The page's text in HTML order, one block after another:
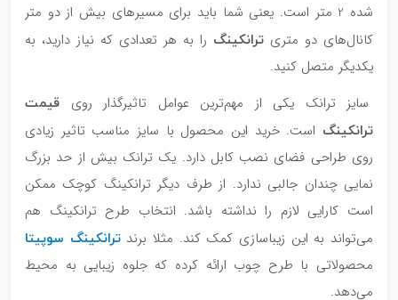
شده 2 متر است. یعنی شما باید برای مسیرهای بیش از دو متر
کانال‌های دو متری ترانکینگ را به هر تعدادی که نیاز دارید، به
یکدیگر متصل کنید.
سایز ترانک یکی از مهم‌ترین عوامل تاثیرگذار روی قیمت
ترانکینگ است. خرید این محصول با سایز مناسب تاثیر زیادی
روی طراحی فضای نصب کابل دارد. یک ترانک بیش از حد بزرگ
نمایی چندان جالبی ندارد. از طرف دیگر ترانکینگ کوچک ممکن
است کارایی لازم را نداشته باشد. انتخاب طرح ترانکینگ هم
می‌تواند به این زیباسازی کمک کند. مثلا برندترانکینگ سوپیتا
محصولاتی با طرح چوب ارائه کرده که جلوه‌ زیبایی به محیط
می‌دهد.